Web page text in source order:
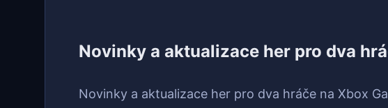
Novinky a aktualizace her pro dva
Novinky a aktualizace her pro dva hráče na Xbox